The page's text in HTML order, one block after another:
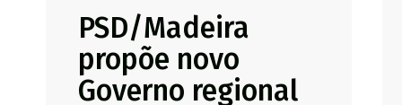
PSD/Madeira
propõe novo
Governo regional